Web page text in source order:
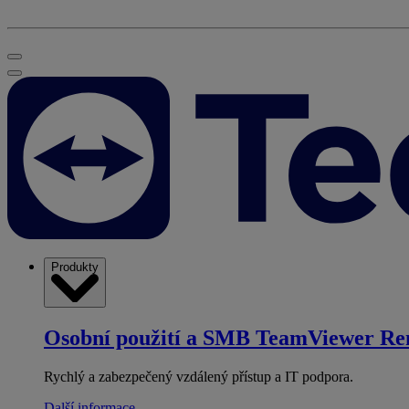
Produkty
Osobní použití a SMB TeamViewer
Rychlý a zabezpečený vzdálený přístup a IT podpora.